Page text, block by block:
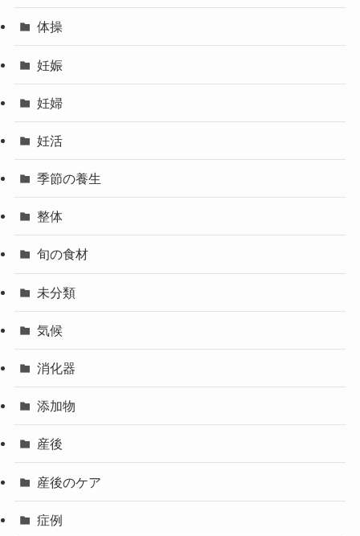
体操
妊娠
妊婦
妊活
季節の養生
整体
旬の食材
未分類
気候
消化器
添加物
産後
産後のケア
症例